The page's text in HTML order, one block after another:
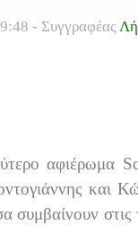
- Συγγραφέας
αφιέρωμα
και
συμβαίνουν